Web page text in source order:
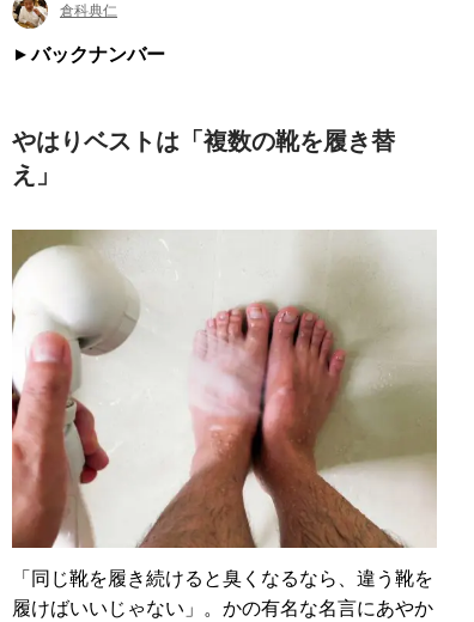
倉科典仁
バックナンバー
やはりベストは「複数の靴を履き替
え」
「同じ靴を履き続けると臭くなるなら、違う靴を
履けばいいじゃない」。かの有名な名言にあやか